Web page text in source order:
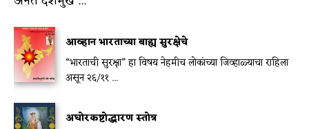
आव्हान भारताच्या बाह्य सुरक्षेचे
“भारताची सुरक्षा” हा विषय नेहमीच लोकांच्या जिव्हाळ्याचा राहिला
असून २६/११ ...
अघोरकष्टोद्धारण स्तोत्र